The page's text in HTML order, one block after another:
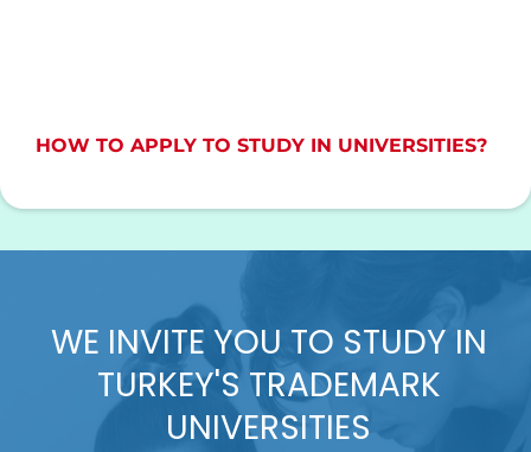
HOW TO APPLY TO STUDY IN UNIVERSITIES?
WE INVITE YOU TO STUDY IN
TURKEY'S TRADEMARK
UNIVERSITIES